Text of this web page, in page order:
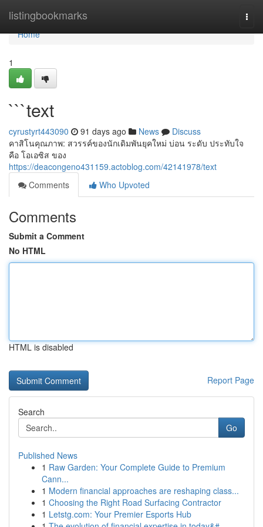
listingbookmarks
Home
Home
1
```text
cyrustyrt443090 91 days ago News
Discuss
คาสิโนคุณภาพ: สวรรค์ของนักเดิมพันยุคใหม่ บ่อน ระดับ ประทับใจ
คือ โอเอซิส ของ
https://deacongeno431159.actoblog.com/42141978/text
Comments
Who Upvoted
Comments
Submit a Comment
No HTML
HTML is disabled
Report Page
Search
Go
Published News
1 Raw Garden: Your Complete Guide to Premium
Cann...
1 Modern financial approaches are reshaping class...
1 Choosing the Right Road Surfacing Contractor
1 Letstg.com: Your Premier Esports Hub